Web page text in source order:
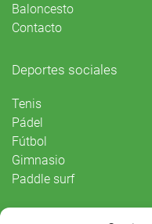
Baloncesto
Contacto
Deportes sociales
Tenis
Pádel
Fútbol
Gimnasio
Paddle surf